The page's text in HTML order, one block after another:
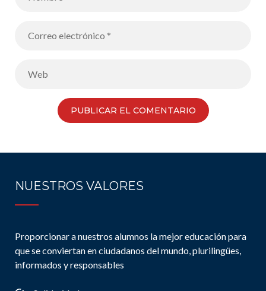
NUESTROS VALORES
Proporcionar a nuestros alumnos la mejor educación para
que se conviertan en ciudadanos del mundo, plurilingües,
informados y responsables